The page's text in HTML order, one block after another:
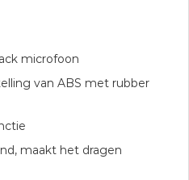
microfoon
van ABS met rubber
maakt het dragen